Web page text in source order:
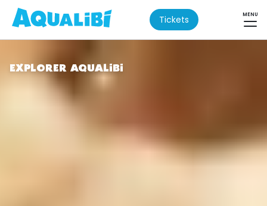
Tickets MENU
EXPLORER AQUALIBI